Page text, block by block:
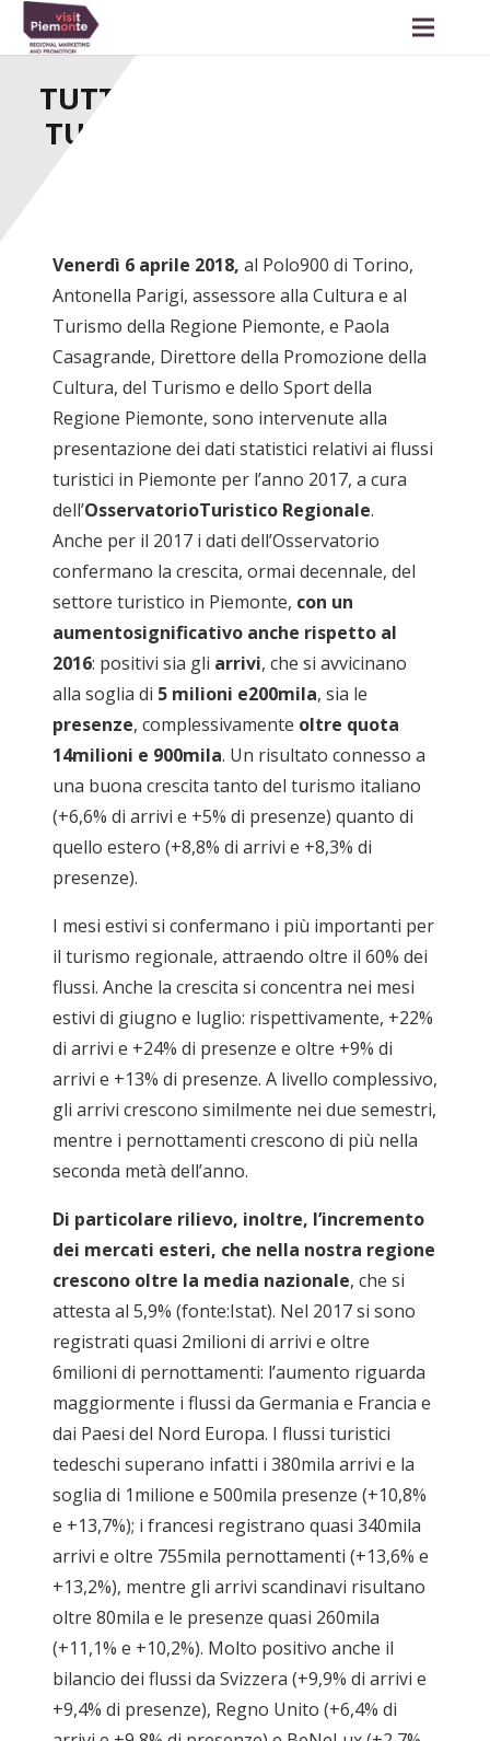
TUTTI I DATI E I NUMERI DEL
TURISMO IN PIEMONTE NEL
Venerdì 6 aprile 2018, al Polo900 di Torino,
Antonella Parigi, assessore alla Cultura e al
Turismo della Regione Piemonte, e Paola
Casagrande, Direttore della Promozione della
Cultura, del Turismo e dello Sport della
Regione Piemonte, sono intervenute alla
presentazione dei dati statistici relativi ai flussi
turistici in Piemonte per l’anno 2017, a cura
dell’OsservatorioTuristico Regionale.
Anche per il 2017 i dati dell’Osservatorio
confermano la crescita, ormai decennale, del
settore turistico in Piemonte, con un
aumentosignificativo anche rispetto al
2016: positivi sia gli arrivi, che si avvicinano
alla soglia di 5 milioni e200mila, sia le
presenze, complessivamente oltre quota
14milioni e 900mila. Un risultato connesso a
una buona crescita tanto del turismo italiano
(+6,6% di arrivi e +5% di presenze) quanto di
quello estero (+8,8% di arrivi e +8,3% di
presenze).
I mesi estivi si confermano i più importanti per
il turismo regionale, attraendo oltre il 60% dei
flussi. Anche la crescita si concentra nei mesi
estivi di giugno e luglio: rispettivamente, +22%
di arrivi e +24% di presenze e oltre +9% di
arrivi e +13% di presenze. A livello complessivo,
gli arrivi crescono similmente nei due semestri,
mentre i pernottamenti crescono di più nella
seconda metà dell’anno.
Di particolare rilievo, inoltre, l’incremento
dei mercati esteri, che nella nostra regione
crescono oltre la media nazionale, che si
attesta al 5,9% (fonte:Istat). Nel 2017 si sono
registrati quasi 2milioni di arrivi e oltre
6milioni di pernottamenti: l’aumento riguarda
maggiormente i flussi da Germania e Francia e
dai Paesi del Nord Europa. I flussi turistici
tedeschi superano infatti i 380mila arrivi e la
soglia di 1milione e 500mila presenze (+10,8%
e +13,7%); i francesi registrano quasi 340mila
arrivi e oltre 755mila pernottamenti (+13,6% e
+13,2%), mentre gli arrivi scandinavi risultano
oltre 80mila e le presenze quasi 260mila
(+11,1% e +10,2%). Molto positivo anche il
bilancio dei flussi da Svizzera (+9,9% di arrivi e
+9,4% di presenze), Regno Unito (+6,4% di